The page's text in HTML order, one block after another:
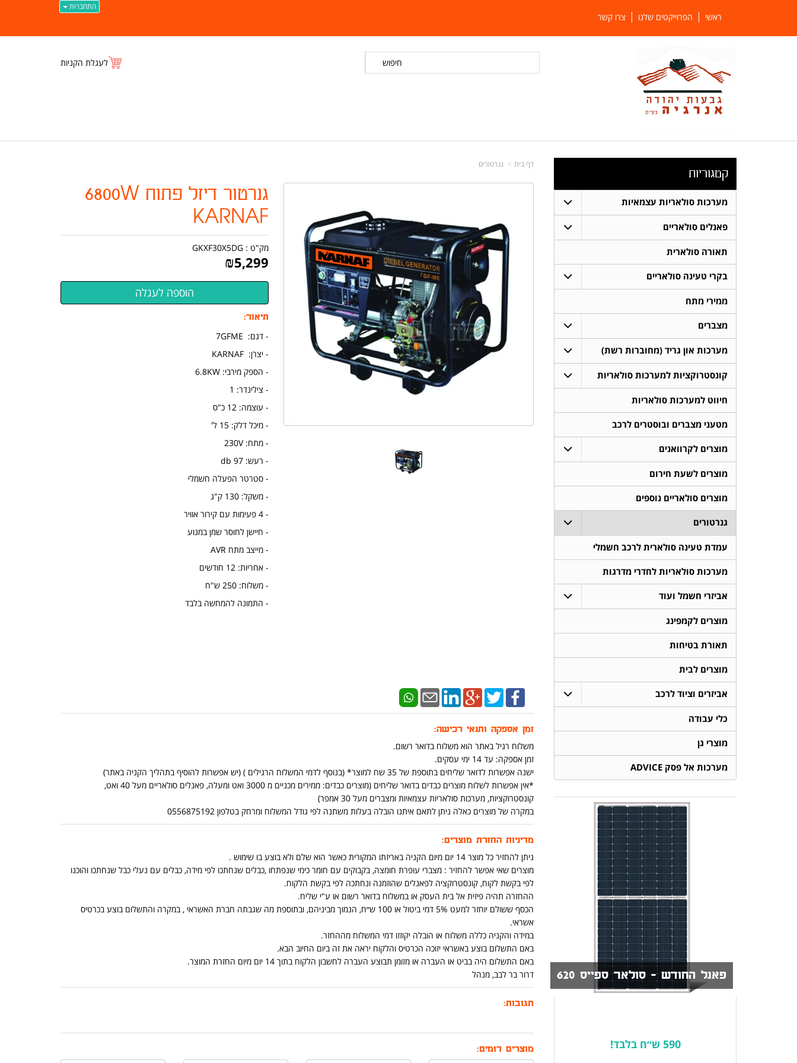
התחברות
ראשי הפרוייקטים שלנו צרו קשר
חיפוש לעגלת הקניות
דף בית גנרטורים
גנרטור דיזל פתוח 6800W
KARNAF
מק"ט : GKXF30X5DG
₪5,299
תיאור:
- דגם: 7GFME
- יצרן: KARNAF
- הספק מירבי: 6.8KW
- צילינדר: 1
- עוצמה: 12 כ"ס
- מיכל דלק: 15 ל'
- מתח: 230V
- רעש: 97 db
- סטרטר הפעלה חשמלי
- משקל: 130 ק"ג
- 4 פעימות עם קירור אוויר
- חיישן לחוסר שמן במנוע
- מייצב מתח AVR
- אחריות: 12 חודשים
- משלוח: 250 ש"ח
- התמונה להמחשה בלבד
זמן אספקה ותנאי רכישה:
משלוח רגיל באתר הוא משלוח בדואר רשום.
זמן אספקה: עד 14 ימי עסקים.
ישנה אפשרות לדואר שליחים בתוספת של 35 שח למוצר* (בנוסף לדמי המשלוח הרגילים ) (יש אפשרות להוסיף בתהליך הקניה באתר)
*אין אפשרות לשלוח מוצרים כבדים בדואר שליחים (מוצרים כבדים: ממירים מכניים מ 3000 ואט ומעלה, פאנלים סולאריים מעל 40 ואט,
קונסטרוקציות, מערכות סולאריות עצמאיות ומצברים מעל 30 אמפר)
במקרה של מוצרים כאלה ניתן לתאם איתנו הובלה בעלות משתנה לפי גודל המשלוח ומרחק בטלפון 0556875192
מדיניות החזרת מוצרים:
ניתן להחזיר כל מוצר 14 יום מיום הקניה באריזתו המקורית כאשר הוא שלם ולא בוצע בו שימוש .
מוצרים שאי אפשר להחזיר : מצברי עופרת חומצה, בקבוקים עם חומר כימי שנפתחו ,כבלים שנחתכו לפי מידה, כבלים עם נעלי כבל שנחתכו והוכנו
לפי בקשת לקוח, קונסטרוקציה לפאנלים שהוזמנה ונחתכה לפי בקשת הלקוח.
ההחזרה תהיה פיזית אל בית העסק או במשלוח בדואר רשום או ע"י שליח.
הכסף ששולם יוחזר למעט 5% דמי ביטול או 100 ש״ח, הנמוך מביניהם, ובתוספת מה שגבתה חברת האשראי , במקרה והתשלום בוצע בכרטיס
אשראי.
במידה והקניה כללה משלוח או הובלה יקוזזו דמי המשלוח מההחזר.
באם התשלום בוצע באשראי יזוכה הכרטיס והלקוח יראה את זה ביום החיוב הבא.
באם התשלום היה בביט או העברה או מזומן תבוצע העברה לחשבון הלקוח בתוך 14 יום מיום החזרת המוצר.
דרור בר לבב, מנהל
תגובות:
מוצרים דומים:
קטגוריות
מערכות סולאריות עצמאיות
פאנלים סולאריים
תאורה סולארית
בקרי טעינה סולאריים
ממירי מתח
מצברים
מערכות און גריד (מחוברות רשת)
קונסטרוקציות למערכות סולאריות
חיווט למערכות סולאריות
מטעני מצברים ובוסטרים לרכב
מוצרים לקרוואנים
מוצרים לשעת חירום
מוצרים סולאריים נוספים
גנרטורים
עמדת טעינה סולארית לרכב חשמלי
מערכות סולאריות לחדרי מדרגות
אביזרי חשמל ועוד
מוצרים לקמפינג
תאורת בטיחות
מוצרים לבית
אביזרים וציוד לרכב
כלי עבודה
מוצרי גן
מערכות אל פסק ADVICE
פאנל החודש - סולאר ספייס 620
590 ש״ח בלבד!